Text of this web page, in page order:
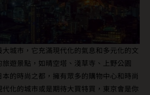
城市，它充滿現代化的氣息和多元化的文
遊景點，如晴空塔、淺草寺、上野公園
的時尚之都，擁有眾多的購物中心和時尚
化的城市或是期待大買特買，東京會是你